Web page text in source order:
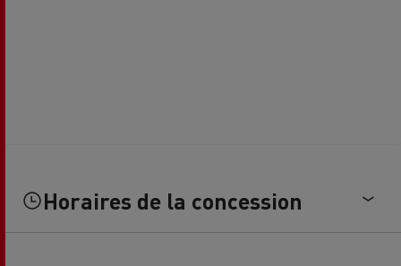
Horaires de la concession